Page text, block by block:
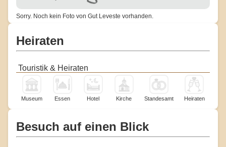
Sorry. Noch kein Foto von Gut Leveste vorhanden.
Heiraten
Touristik & Heiraten
Museum Essen Hotel Kirche Standesamt Heiraten
Besuch auf einen Blick